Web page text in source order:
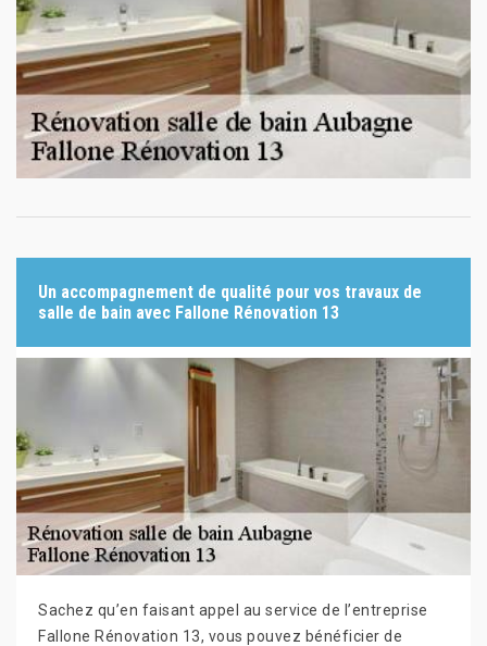
Un accompagnement de qualité pour vos travaux de
salle de bain avec Fallone Rénovation 13
Sachez qu’en faisant appel au service de l’entreprise
Fallone Rénovation 13, vous pouvez bénéficier de